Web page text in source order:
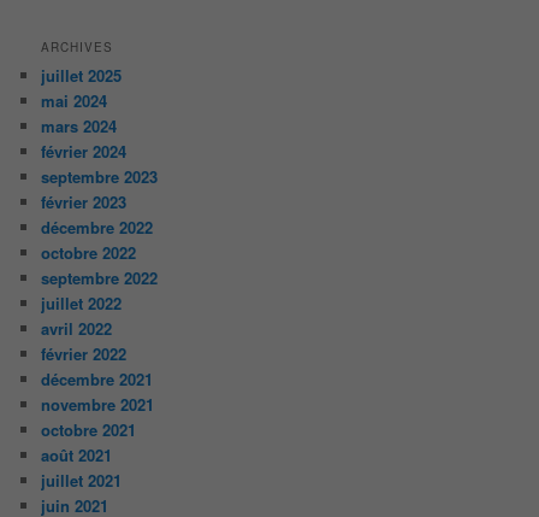
ARCHIVES
juillet 2025
mai 2024
mars 2024
février 2024
septembre 2023
février 2023
décembre 2022
octobre 2022
septembre 2022
juillet 2022
avril 2022
février 2022
décembre 2021
novembre 2021
octobre 2021
août 2021
juillet 2021
juin 2021